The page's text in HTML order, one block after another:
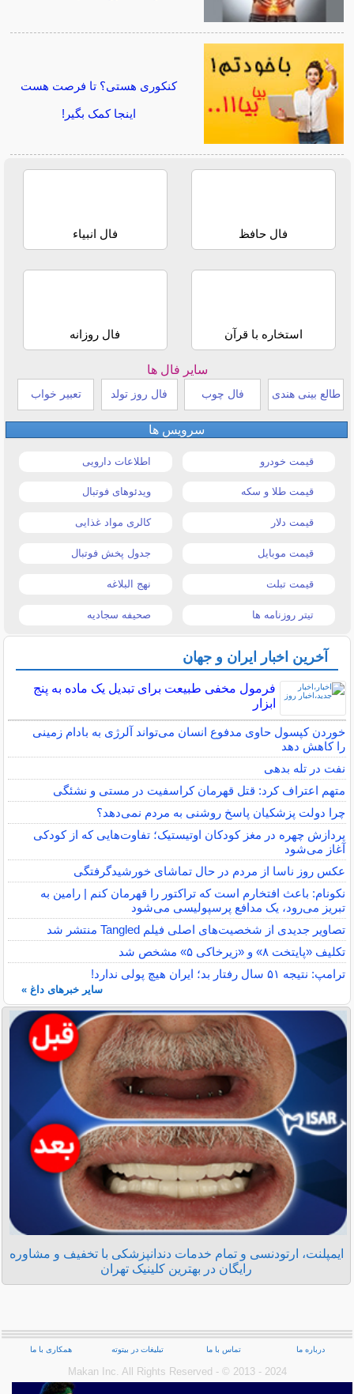
کنکوری هستی؟ تا فرصت هست
اینجا کمک بگیر!
فال حافظ فال انبیاء
استخاره با قرآن فال روزانه
سایر فال ها
طالع بینی هندی فال چوب فال روز تولد تعبیر خواب
سرویس ها
قیمت خودرو اطلاعات دارویی
قیمت طلا و سکه ویدئوهای فوتبال
قیمت دلار کالری مواد غذایی
قیمت موبایل جدول پخش فوتبال
قیمت تبلت نهج البلاغه
تیتر روزنامه ها صحیفه سجادیه
آخرین اخبار ایران و جهان
فرمول مخفی طبیعت برای تبدیل یک ماده به پنج
ابزار
خوردن کپسول حاوی مدفوع انسان می‌تواند آلرژی به بادام زمینی
را کاهش دهد
نفت در تله بدهی
متهم اعتراف کرد: قتل قهرمان کراسفیت در مستی و نشئگی
چرا دولت پزشکیان پاسخ روشنی به مردم نمی‌دهد؟
پردازش چهره در مغز کودکان اوتیستیک؛ تفاوت‌هایی که از کودکی
آغاز می‌شود
عکس روز ناسا از مردم در حال تماشای خورشیدگرفتگی
نکونام: باعث افتخارم است که تراکتور را قهرمان کنم | رامین به
تبریز می‌رود، یک مدافع پرسپولیسی می‌شود
تصاویر جدیدی از شخصیت‌های اصلی فیلم Tangled منتشر شد
تکلیف «پایتخت ۸» و «زیرخاکی ۵» مشخص شد
ترامپ: نتیجه ۵۱ سال رفتار بد؛ ایران هیچ پولی ندارد!
سایر خبرهای داغ »
ایمپلنت، ارتودنسی و تمام خدمات دندانپزشکی با تخفیف و مشاوره
رایگان در بهترین کلینیک تهران
درباره ما تماس با ما تبلیغات در بیتوته همکاری با ما
Makan Inc.‎ All Rights Reserved - © 2013 - 2024